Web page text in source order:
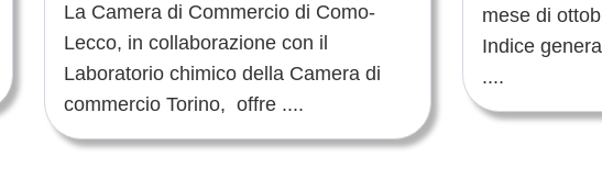
La Camera di Commercio di Como-
Lecco, in collaborazione con il
Laboratorio chimico della Camera di
commercio Torino, offre ....
mese di
Indice
....